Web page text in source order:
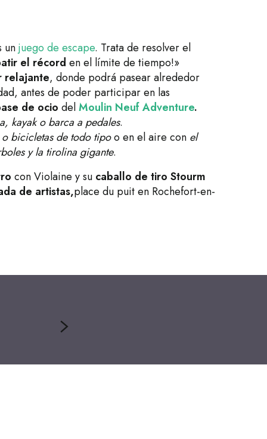
unjuego de escape. Trata de resolver el
el récord en el límite de tiempo!»
relajante, donde podrá pasear alrededor
antes de poder participar en las
de ocio delMoulin Neuf Adventure.
kayak o barca a pedales.
o bicicletas de todo tipoo en el aire con el
y la tirolina gigante.
con Violaine y su caballo de tiro Stourm
de artistas,place du puit en Rochefort-en-